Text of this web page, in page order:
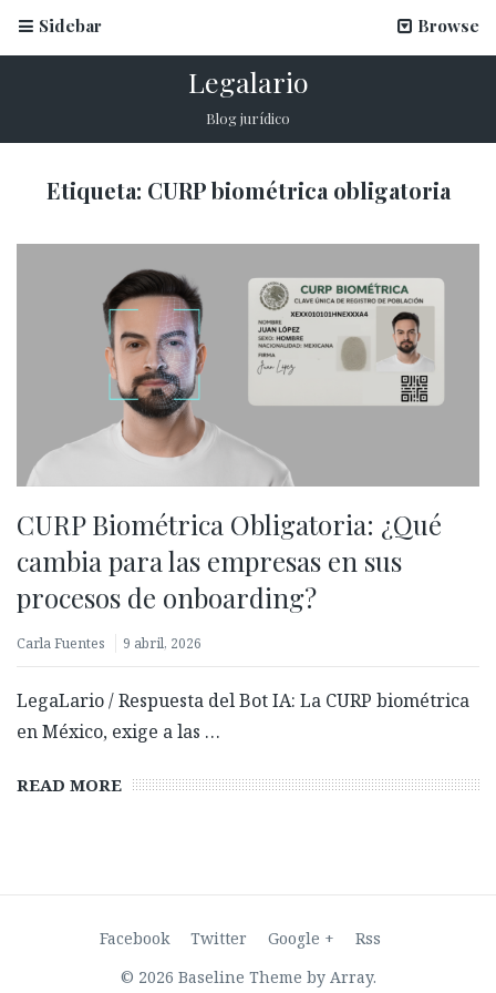
La firma electrónica en inscripciones escolares
12 marzo, 2026
clave para validar identidades?
Sidebar Browse
Legalario
Blog jurídico
Etiqueta: CURP biométrica obligatoria
CURP Biométrica Obligatoria: ¿Qué
cambia para las empresas en sus
procesos de onboarding?
Carla Fuentes 9 abril, 2026
LegaLario / Respuesta del Bot IA: La CURP biométrica
en México, exige a las …
READ MORE
Facebook Twitter Google +
Rss
© 2026 Baseline Theme by Array.